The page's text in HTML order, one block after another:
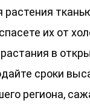
их от
в
сроки
региона,